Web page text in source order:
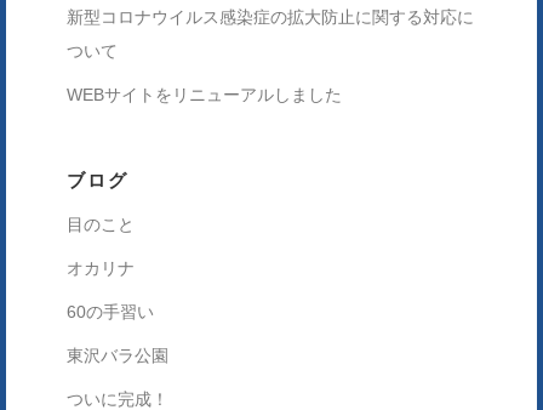
新型コロナウイルス感染症の拡大防止に関する対応に
ついて
WEBサイトをリニューアルしました
ブログ
目のこと
オカリナ
60の手習い
東沢バラ公園
ついに完成！